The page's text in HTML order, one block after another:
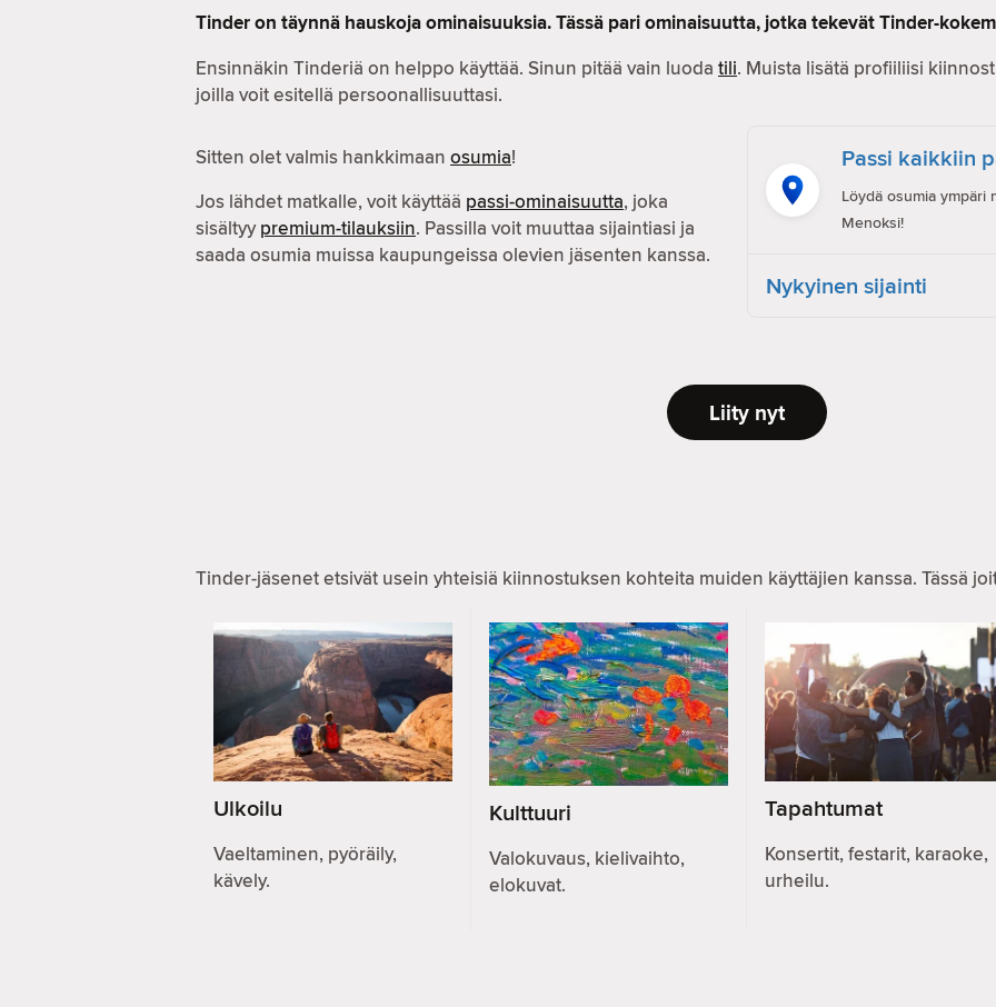
Tinder on täynnä hauskoja ominaisuuksia. Tässä pari ominaisuutta, jotka tekevät Tinder-
Ensinnäkin Tinderiä on helppo käyttää. Sinun pitää vain luoda tili. Muista lisätä profiiliisi
joilla voit esitellä persoonallisuuttasi.
Sitten olet valmis hankkimaan osumia!
Jos lähdet matkalle, voit käyttää passi-ominaisuutta, joka
sisältyypremium-tilauksiin. Passilla voit muuttaa sijaintiasi ja
saada osumia muissa kaupungeissa olevien jäsenten kanssa.
Passi kaikkiin
Löydä osumia ympäri
Menoksi!
Nykyinen sijainti
Liity nyt
Tinder-jäsenet etsivät usein yhteisiä kiinnostuksen kohteita muiden käyttäjien kanssa. Tässä
Ulkoilu
Vaeltaminen, pyöräily,
kävely.
Kulttuuri
Valokuvaus, kielivaihto,
elokuvat.
Tapahtumat
Konsertit, festarit, karaoke,
urheilu.